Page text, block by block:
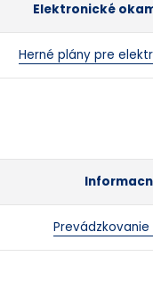
Elektronické
Herné plány pre